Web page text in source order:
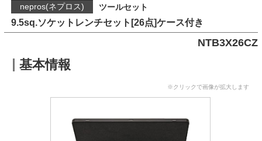
nepros(ネプロス)
ツールセット
9.5sq.ソケットレンチセット[26点]ケース付き
NTB3X26CZ
基本情報
※クリックで画像が拡大します